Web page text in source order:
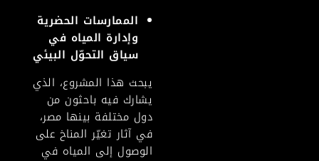
الممارسات الحضرية
وإدارة المياه في
سياق التحوّل البيئي
يبحث هذا المشروع، الذي
يشارك فيه باحثون من
دول مختلفة بينها مصر،
في آثار تغيّر المناخ على
الوصول إلى المياه في